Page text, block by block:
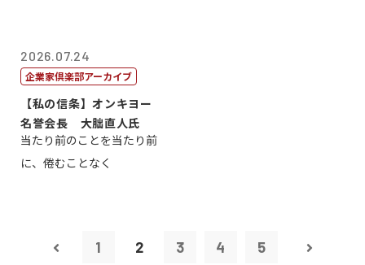
2026.07.24
企業家倶楽部アーカイブ
【私の信条】オンキヨー
名誉会長 大朏直人氏
当たり前のことを当たり前
に、倦むことなく
1 2 3 4 5